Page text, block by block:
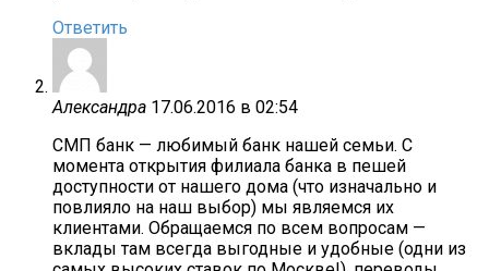
Ответить
Александра 17.06.2016 в 02:54
СМП банк — любимый банк нашей семьи. С
момента открытия филиала банка в пешей
доступности от нашего дома (что изначально и
повлияло на наш выбор) мы являемся их
клиентами. Обращаемся по всем вопросам —
вклады там всегда выгодные и удобные (одни из